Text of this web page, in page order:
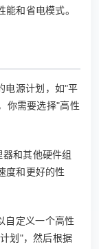
和省电模式。
电源计划，如"平
你需要选择"高性
和其他硬件组
度和更好的性
自定义一个高性
划"，然后根据